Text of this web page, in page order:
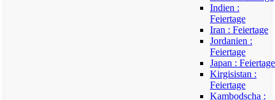
Indien :
Feiertage
Iran : Feiertage
Jordanien :
Feiertage
Japan : Feiertage
Kirgisistan :
Feiertage
Kambodscha :